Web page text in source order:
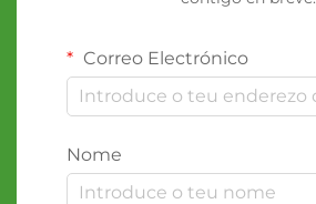
Correo Electrónico
Nome